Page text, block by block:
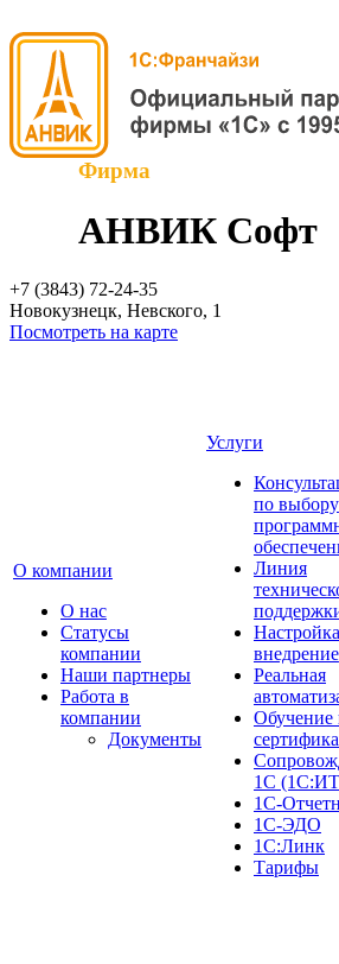
Фирма
АНВИК Софт
+7 (3843) 72-24-35
Новокузнецк, Невского, 1
Посмотреть на карте
О компании
О нас
Cтатусы
компании
Наши партнеры
Работа в
компании
Документы
Услуги
по выбору
Линия
внедрение
Реальная
Обучение
1С
1С-
1С-ЭДО
1С:Линк
Тарифы